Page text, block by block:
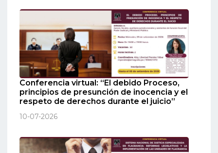
Conferencia virtual: “El debido Proceso,
principios de presunción de inocencia y el
respeto de derechos durante el juicio”
10-07-2026